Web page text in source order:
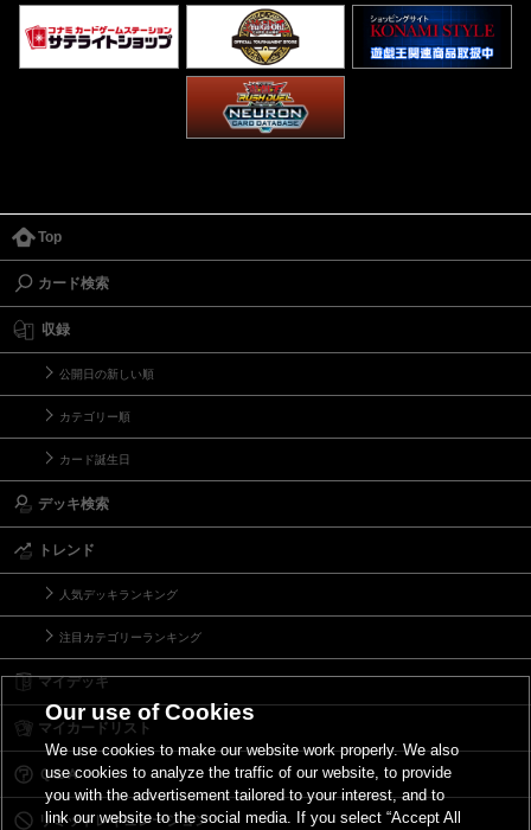
Top
カード検索
収録
公開日の新しい順
カテゴリー順
カード誕生日
デッキ検索
トレンド
人気デッキランキング
注目カテゴリーランキング
マイデッキ
マイカードリスト
Ｑ＆Ａ
リミットレギュレーション
Our use of Cookies
We use cookies to make our website work properly. We also
use cookies to analyze the traffic of our website, to provide
you with the advertisement tailored to your interest, and to
link our website to the social media. If you select “Accept All